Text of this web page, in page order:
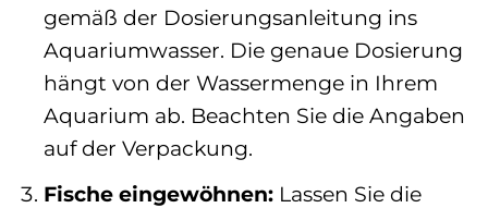
gemäß der Dosierungsanleitung ins
Aquariumwasser. Die genaue Dosierung
hängt von der Wassermenge in Ihrem
Aquarium ab. Beachten Sie die Angaben
auf der Verpackung.
Fische eingewöhnen:Lassen Sie die